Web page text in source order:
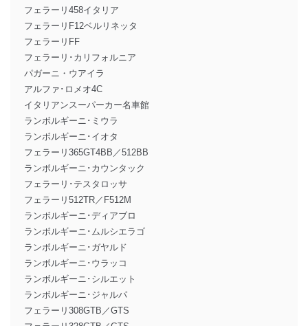
フェラーリ458イタリア
フェラーリF12ベルリネッタ
フェラーリFF
フェラーリ･カリフォルニア
パガーニ・ウアイラ
アルファ･ロメオ4C
イタリアンスーパーカー名車館
ランボルギーニ･ミウラ
ランボルギーニ･イオタ
フェラーリ365GT4BB／512BB
ランボルギーニ･カウンタック
フェラーリ･テスタロッサ
フェラーリ512TR／F512M
ランボルギーニ･ディアブロ
ランボルギーニ･ムルシエラゴ
ランボルギーニ･ガヤルド
ランボルギーニ･ウラッコ
ランボルギーニ･シルエット
ランボルギーニ･ジャルパ
フェラーリ308GTB／GTS